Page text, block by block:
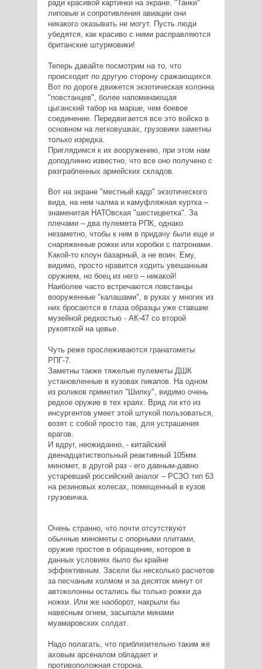
ради красивой картинки на экране. "Танки"
липовые и сопротивления авиации они
никакого оказывать не могут. Пусть люди
убедятся, как красиво с ними расправляются
британские штурмовики!
Теперь давайте посмотрим на то, что
происходит по другую сторону сражающихся.
Вот по дороге движется экзотическая колонна
"повстанцев", более напоминающая
цыганский табор на марше, чем боевое
соединение. Передвигается все это войско в
основном на легковушках, грузовики заметны
только изредка.
Приглядимся к их вооружению, при этом нам
доподлинно известно, что все оно получено с
разграбленных армейских складов.
Вот на экране "местный кадр" экзотического
вида, на нем чалма и камуфляжная куртка –
знаменитая НАТОвская "шестицветка". За
плечами – два пулемета РПК, однако
незаметно, чтобы к ним в придачу были еще и
снаряженные рожки или коробки с патронами.
Какой-то клоун базарный, а не воин. Ему,
видимо, просто нравится ходить увешанным
оружием, но боец из него – никакой!
Наиболее часто встречаются повстанцы
вооруженные "калашами", в руках у многих из
них бросаются в глаза образцы уже ставшие
музейной редкостью - АК-47 со второй
рукояткой на цевье.
Чуть реже прослеживаются гранатометы
РПГ-7.
Заметны также тяжелые пулеметы ДШК
установленные в кузовах пикапов. На одном
из роликов приметил "Шилку", видимо очень
редкое оружие в тех краях. Вряд ли кто из
инсургентов умеет этой штукой пользоваться,
возят с собой просто так, для устрашения
врагов.
И вдруг, неожиданно, - китайский
двенадцатиствольный реактивный 105мм.
миномет, в другой раз - его давным-давно
устаревший российский аналог – РСЗО тип 63
на резиновых колесах, помещенный в кузов
грузовичка.
Очень странно, что почти отсутствуют
обычные минометы с опорными плитами,
оружие простое в обращение, которое в
данных условиях было бы крайне
эффективным. Засели бы несколько расчетов
за песчаным холмом и за десяток минут от
автоколонны остались бы только рожки да
ножки. Или же наоборот, накрыли бы
навесным огнем, засыпали минами
муамаровских солдат.
Надо полагать, что приблизительно таким же
аховым арсеналом обладает и
противоположная сторона.